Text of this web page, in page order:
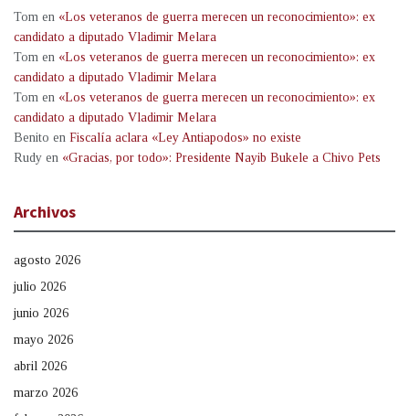
Tom en «Los veteranos de guerra merecen un reconocimiento»: ex
candidato a diputado Vladimir Melara
Tom en «Los veteranos de guerra merecen un reconocimiento»: ex
candidato a diputado Vladimir Melara
Tom en «Los veteranos de guerra merecen un reconocimiento»: ex
candidato a diputado Vladimir Melara
Benito en Fiscalía aclara «Ley Antiapodos» no existe
Rudy en «Gracias, por todo»: Presidente Nayib Bukele a Chivo Pets
Archivos
agosto 2026
julio 2026
junio 2026
mayo 2026
abril 2026
marzo 2026